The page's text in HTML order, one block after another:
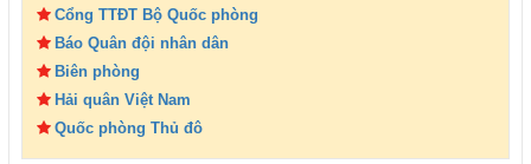
Cổng TTĐT Bộ Quốc phòng
Báo Quân đội nhân dân
Biên phòng
Hải quân Việt Nam
Quốc phòng Thủ đô